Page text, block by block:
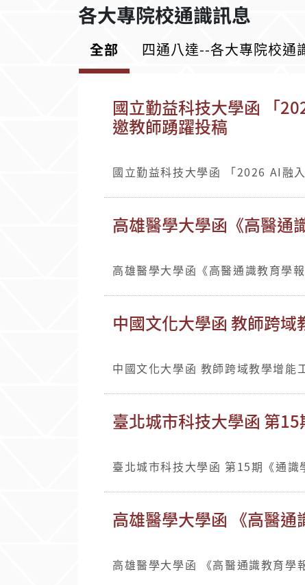
各大專院校通識訊息
全部 四通八達--各大專院校通
國立勤益科技大學函 「
邀教師踴躍投稿
國立勤益科技大學函 「2026 AI融
高雄醫學大學函《高醫通
高雄醫學大學函《高醫通識教育學
中國文化大學函 教師跨
中國文化大學函 教師跨域教學增
臺北城市科技大學函 第
臺北城市科技大學函 第15期《通
高雄醫學大學函 《高醫
高雄醫學大學函 《高醫通識教育